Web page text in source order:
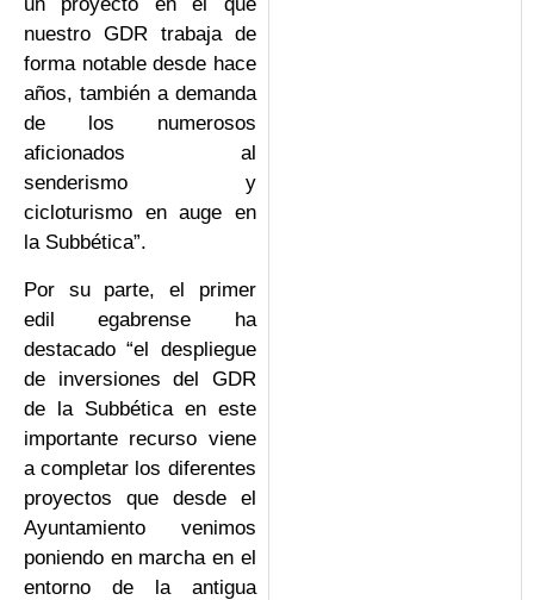
un proyecto en el que
nuestro GDR trabaja de
forma notable desde hace
años, también a demanda
de los numerosos
aficionados al
senderismo y
cicloturismo en auge en
la Subbética”.
Por su parte, el primer
edil egabrense ha
destacado “el despliegue
de inversiones del GDR
de la Subbética en este
importante recurso viene
a completar los diferentes
proyectos que desde el
Ayuntamiento venimos
poniendo en marcha en el
entorno de la antigua